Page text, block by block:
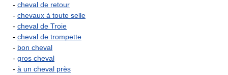
- cheval de retour
- chevaux à toute selle
- cheval de Troie
- cheval de trompette
- bon cheval
- gros cheval
- à un cheval près